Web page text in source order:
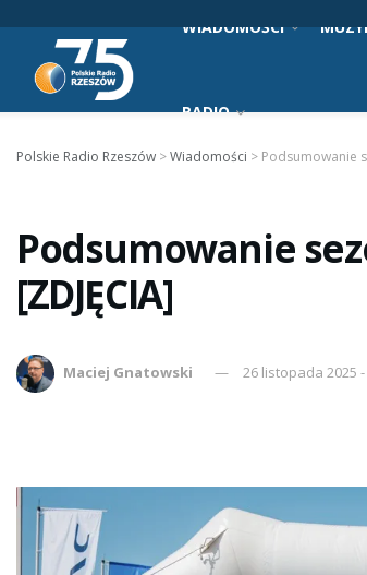
WIADOMOŚCI
RADIO
Polskie Radio Rzeszów >Wiadomości > Podsumowanie
Podsumowanie
[ZDJĘCIA]
Maciej Gnatowski 26 listopada 2025 -